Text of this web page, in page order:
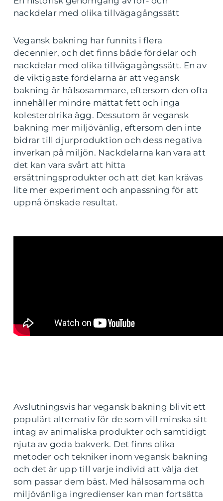
nackdelar med olika tillvägagångssätt
Vegansk bakning har funnits i flera
decennier, och det finns både fördelar och
nackdelar med olika tillvägagångssätt. En av
de viktigaste fördelarna är att vegansk
bakning är hälsosammare, eftersom den ofta
innehåller mindre mättat fett och inga
kolesterolrika ägg. Dessutom är vegansk
bakning mer miljövänlig, eftersom den inte
bidrar till djurproduktion och dess negativa
inverkan på miljön. Nackdelarna kan vara att
det kan vara svårt att hitta
ersättningsprodukter och att det kan krävas
lite mer experiment och anpassning för att
uppnå önskade resultat.
Avslutningsvis har vegansk bakning blivit ett
populärt alternativ för de som vill minska sitt
intag av animaliska produkter och samtidigt
njuta av goda bakverk. Det finns olika
metoder och tekniker inom vegansk bakning
och det är upp till varje individ att välja det
som passar dem bäst. Med hälsosamma och
miljövänliga ingredienser kan man fortsätta